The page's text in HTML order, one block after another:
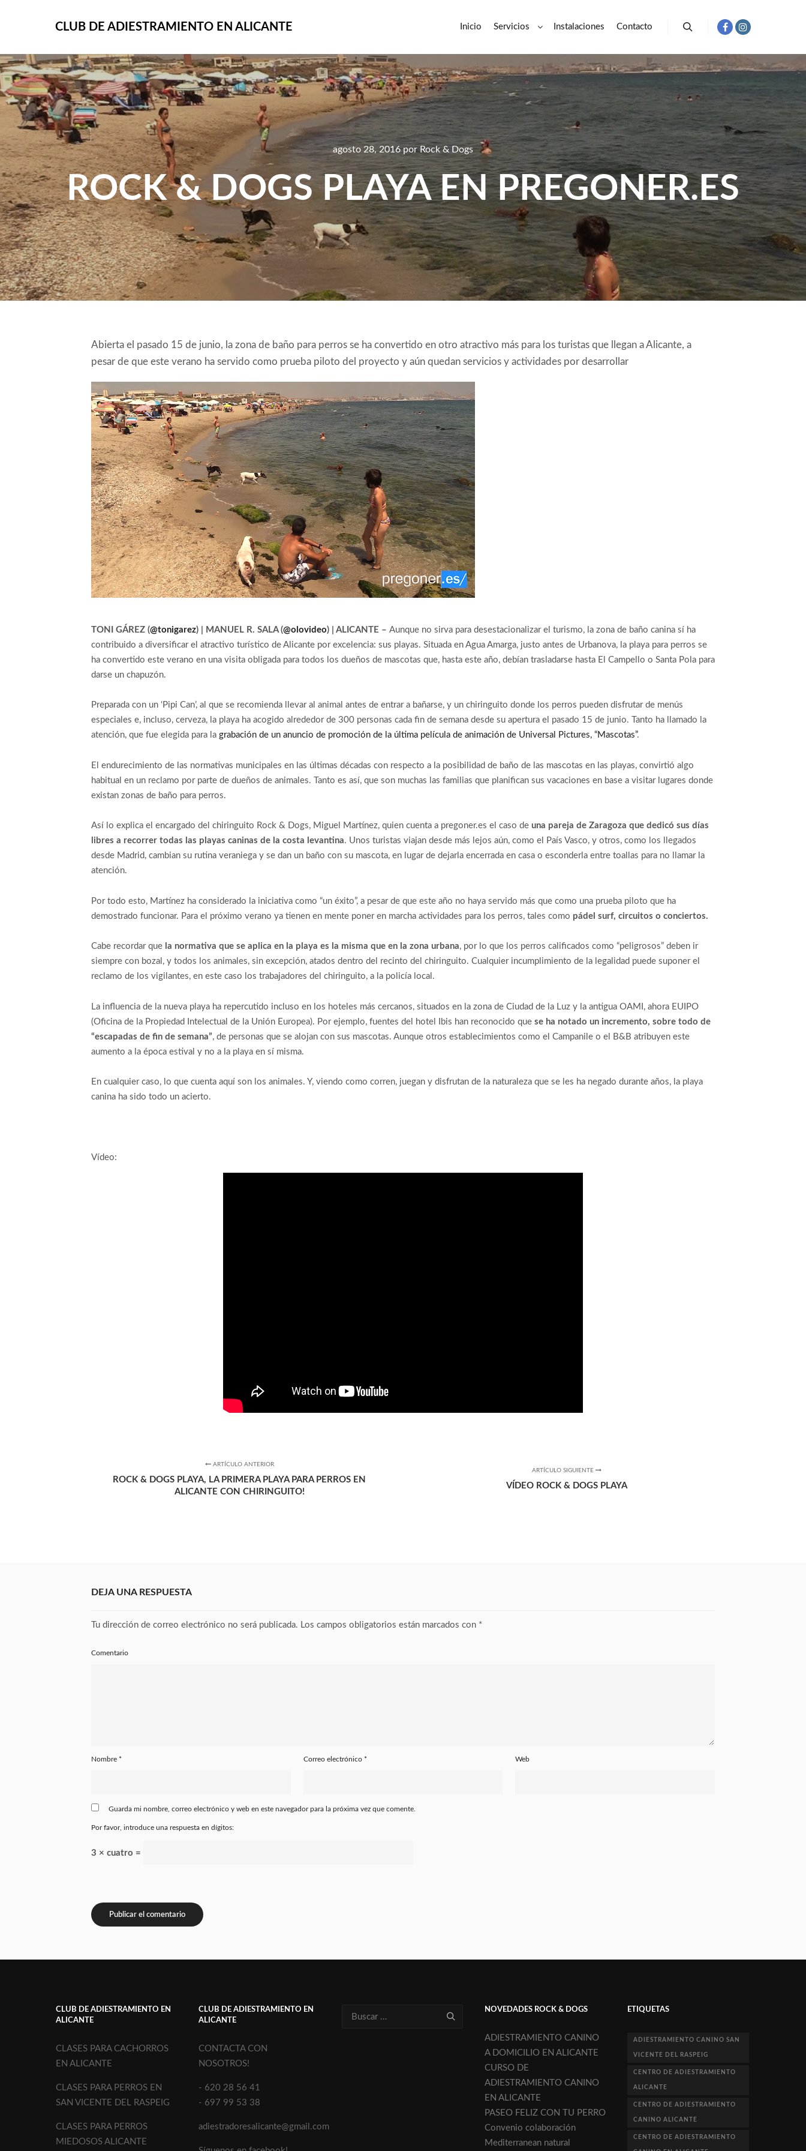
CLUB DE ADIESTRAMIENTO EN ALICANTE Inicio Servicios Instalaciones Contacto
agosto 28, 2016porRock & Dogs
ROCK & DOGS PLAYA EN PREGONER.ES
Abierta el pasado 15 de junio, la zona de baño para perros se ha convertido en otro atractivo más para los turistas que llegan a Alicante, a
pesar de que este verano ha servido como prueba piloto del proyecto y aún quedan servicios y actividades por desarrollar
TONI GÁREZ (@tonigarez) | MANUEL R. SALA (@olovideo) | ALICANTE – Aunque no sirva para desestacionalizar el turismo, la zona de baño canina sí ha
contribuido a diversificar el atractivo turístico de Alicante por excelencia: sus playas. Situada en Agua Amarga, justo antes de Urbanova, la playa para perros se
ha convertido este verano en una visita obligada para todos los dueños de mascotas que, hasta este año, debían trasladarse hasta El Campello o Santa Pola para
darse un chapuzón.
Preparada con un ‘Pipi Can’, al que se recomienda llevar al animal antes de entrar a bañarse, y un chiringuito donde los perros pueden disfrutar de menús
especiales e, incluso, cerveza, la playa ha acogido alrededor de 300 personas cada fin de semana desde su apertura el pasado 15 de junio. Tanto ha llamado la
atención, que fue elegida para la grabación de un anuncio de promoción de la última película de animación de Universal Pictures, “Mascotas”.
El endurecimiento de las normativas municipales en las últimas décadas con respecto a la posibilidad de baño de las mascotas en las playas, convirtió algo
habitual en un reclamo por parte de dueños de animales. Tanto es así, que son muchas las familias que planifican sus vacaciones en base a visitar lugares donde
existan zonas de baño para perros.
Así lo explica el encargado del chiringuito Rock & Dogs, Miguel Martínez, quien cuenta a pregoner.es el caso de una pareja de Zaragoza que dedicó sus días
libres a recorrer todas las playas caninas de la costa levantina. Unos turistas viajan desde más lejos aún, como el País Vasco, y otros, como los llegados
desde Madrid, cambian su rutina veraniega y se dan un baño con su mascota, en lugar de dejarla encerrada en casa o esconderla entre toallas para no llamar la
atención.
Por todo esto, Martínez ha considerado la iniciativa como “un éxito”, a pesar de que este año no haya servido más que como una prueba piloto que ha
demostrado funcionar. Para el próximo verano ya tienen en mente poner en marcha actividades para los perros, tales como pádel surf, circuitos o conciertos.
Cabe recordar que la normativa que se aplica en la playa es la misma que en la zona urbana, por lo que los perros calificados como “peligrosos” deben ir
siempre con bozal, y todos los animales, sin excepción, atados dentro del recinto del chiringuito. Cualquier incumplimiento de la legalidad puede suponer el
reclamo de los vigilantes, en este caso los trabajadores del chiringuito, a la policía local.
La influencia de la nueva playa ha repercutido incluso en los hoteles más cercanos, situados en la zona de Ciudad de la Luz y la antigua OAMI, ahora EUIPO
(Oficina de la Propiedad Intelectual de la Unión Europea). Por ejemplo, fuentes del hotel Ibis han reconocido que se ha notado un incremento, sobre todo de
“escapadas de fin de semana”, de personas que se alojan con sus mascotas. Aunque otros establecimientos como el Campanile o el B&B atribuyen este
aumento a la época estival y no a la playa en sí misma.
En cualquier caso, lo que cuenta aquí son los animales. Y, viendo como corren, juegan y disfrutan de la naturaleza que se les ha negado durante años, la playa
canina ha sido todo un acierto.
Vídeo:
ARTÍCULO ANTERIOR
ROCK & DOGS PLAYA, LA PRIMERA PLAYA PARA PERROS EN
ALICANTE CON CHIRINGUITO!
ARTÍCULO SIGUIENTE
VÍDEO ROCK & DOGS PLAYA
DEJA UNA RESPUESTA
Tu dirección de correo electrónico no será publicada. Los campos obligatorios están marcados con *
Comentario
Nombre * Correo electrónico * Web
Guarda mi nombre, correo electrónico y web en este navegador para la próxima vez que comente.
Por favor, introduce una respuesta en dígitos:
3 × cuatro =
CLUB DE ADIESTRAMIENTO EN
ALICANTE
CLASES PARA CACHORROS
EN ALICANTE
CLASES PARA PERROS EN
SAN VICENTE DEL RASPEIG
CLASES PARA PERROS
MIEDOSOS ALICANTE
CLUB DE ADIESTRAMIENTO EN
ALICANTE
CONTACTA CON
NOSOTROS!
- 620 28 56 41
- 697 99 53 38
adiestradoresalicante@gmail.com
NOVEDADES ROCK & DOGS
ADIESTRAMIENTO CANINO
A DOMICILIO EN ALICANTE
CURSO DE
ADIESTRAMIENTO CANINO
EN ALICANTE
PASEO FELIZ CON TU PERRO
Convenio colaboración
Mediterranean natural
ETIQUETAS
ADIESTRAMIENTO CANINO SAN
VICENTE DEL RASPEIG
CENTRO DE ADIESTRAMIENTO
ALICANTE
CENTRO DE ADIESTRAMIENTO
CANINO ALICANTE
CENTRO DE ADIESTRAMIENTO